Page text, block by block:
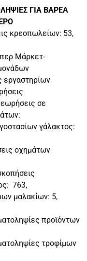
ΓΙΑ ΒΑΡΕΑ
κρεοπωλείων: 53,
Μάρκετ-
εργαστηρίων
σε
γάλακτος:
οχημάτων
763,
μαλακίων: 5,
προϊόντων
τροφίμων